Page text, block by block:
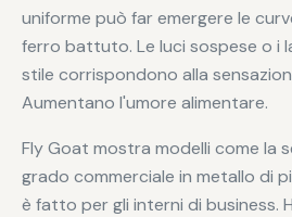
uniforme può far emergere le
ferro battuto. Le luci sospese o i
stile corrispondono alla
Aumentano l'umore alimentare.
Fly Goat mostra modelli come la
grado commerciale in metallo di
è fatto per gli interni di business.